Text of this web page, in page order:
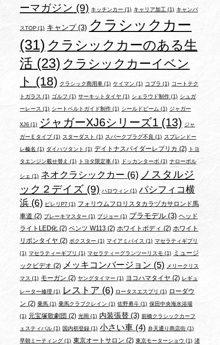
ーマガジン (9) キッチンカー (1) キャリア加工 (1) キャンバ
スTOP (1) キャンプ(3) クラシックカー
(31) クラシックカーのある生
活 (23) クラシックカーイベン
ト (18) クラシック商用車 (1) ケイマン (1) コブラ (1) コートテク
トガラス (1) ゴルフ (1) サーキットタイヤ (1) シェラウド制作(1) シュガ
ーレース (1) シートベルトガイド制作 (1) シールドビーム (1) ジャガー
XJ6 (1) ジャガーXJ6シリーズ1 (13) ジャ
ガーＥタイプ(1) スターダスト (1) スパークプラグ不良 (1) スプレンドー
レ榛名 (1) ダイハツタント (1) デイトナスパイダーレプリカ (2) トヨ
タエンジン載せ替え (1) トヨタ限定車 (1) ドッカンターボ (1) ナローポル
シェ (1) ネオクラシックカー (6) ノスタルジ
ック２デイズ (9) ハロウィン (1) パシフィコ横
浜 (6) ピレリP7 (1) フォリウムフロリスタカラヅカサロンド馬
車道 (2) ブレーキマスター (1) プジョー (1) プラモデル (3) ヘッド
ライトLED化 (2) ベンツ W113 (2) ホワイトボディ (2) ホワイト
リボンタイヤ (2) ボクスター (1) マイアミバイス (1) マセラティギブリ
(1) マセラティーギブリ (1) マセラティーグランツーリスモ (1)
ミュージ
ックビデオ (2) メッキコンバージョン (5) メリークリス
マス (1) モーガン (2) ヤングタイマー (1) ヨコハマタイヤ (2) レギュ
レーター修理 (1) レストア (6) ロータスエスプリ (1) ローダウ
ン (2) 乗馬 (1) 乗馬クラブクレイン (1) 佐野勇斗 (1) 保田中央海水浴場
(1) 元宝塚歌劇団 (2) 光岡 (1) 内装張替 (3) 前橋クラシックカーフ
ェスティバル (1) 国内初登録 (1) 小さい車 (4) 弁天通り商店街(1)
早朝ミーティング (1) 東京オートサロン (2) 東京モーターショウ (1) 渚